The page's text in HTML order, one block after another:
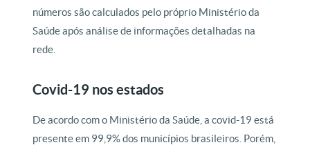
números são calculados pelo próprio Ministério da
Saúde após análise de informações detalhadas na
rede.
Covid-19 nos estados
De acordo com o Ministério da Saúde, a covid-19 está
presente em 99,9% dos municípios brasileiros. Porém,